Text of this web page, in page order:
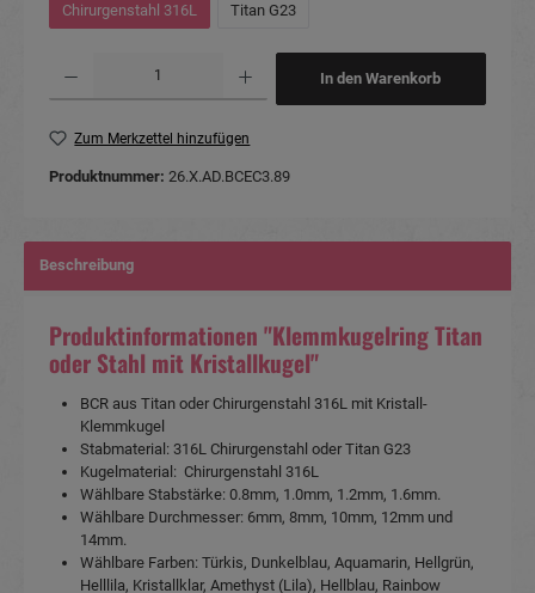
Chirurgenstahl 316L Titan G23
In den Warenkorb
Zum Merkzettel hinzufügen
Produktnummer: 26.X.AD.BCEC3.89
Beschreibung
Produktinformationen "Klemmkugelring Titan
oder Stahl mit Kristallkugel"
BCR aus Titan oder Chirurgenstahl 316L mit Kristall-
Klemmkugel
Stabmaterial: 316L Chirurgenstahl oder Titan G23
Kugelmaterial: Chirurgenstahl 316L
Wählbare Stabstärke: 0.8mm, 1.0mm, 1.2mm, 1.6mm.
Wählbare Durchmesser: 6mm, 8mm, 10mm, 12mm und
14mm.
Wählbare Farben: Türkis, Dunkelblau, Aquamarin, Hellgrün,
Helllila, Kristallklar, Amethyst (Lila), Hellblau, Rainbow